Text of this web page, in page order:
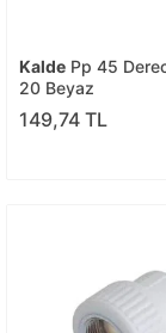
Kalde Pp 45
20 Beyaz
149,74 TL